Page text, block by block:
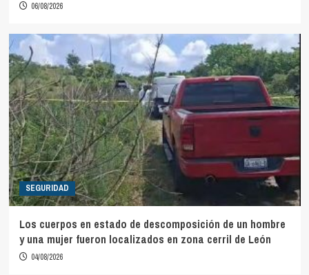
06/08/2026
SEGURIDAD
Los cuerpos en estado de descomposición de un hombre
y una mujer fueron localizados en zona cerril de León
04/08/2026